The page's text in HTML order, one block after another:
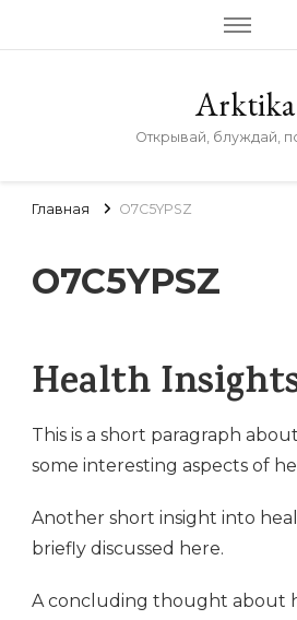
Arktika
Открывай, блуждай,
Главная O7C5YPSZ
O7C5YPSZ
Health
This is a short paragraph
some interesting aspects of
Another short insight into
briefly discussed here.
A concluding thought about